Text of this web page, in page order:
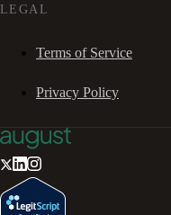
LEGAL
Terms of Service
Privacy Policy